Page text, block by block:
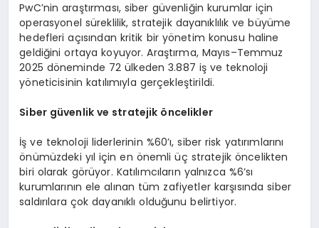
PwC’nin araştırması, siber güvenliğin kurumlar için
operasyonel süreklilik, stratejik dayanıklılık ve büyüme
hedefleri açısından kritik bir yönetim konusu haline
geldiğini ortaya koyuyor. Araştırma, Mayıs–Temmuz
2025 döneminde 72 ülkeden 3.887 iş ve teknoloji
yöneticisinin katılımıyla gerçekleştirildi.
Siber güvenlik ve stratejik öncelikler
İş ve teknoloji liderlerinin %60’ı, siber risk yatırımlarını
önümüzdeki yıl için en önemli üç stratejik öncelikten
biri olarak görüyor. Katılımcıların yalnızca %6’sı
kurumlarının ele alınan tüm zafiyetler karşısında siber
saldırılara çok dayanıklı olduğunu belirtiyor.